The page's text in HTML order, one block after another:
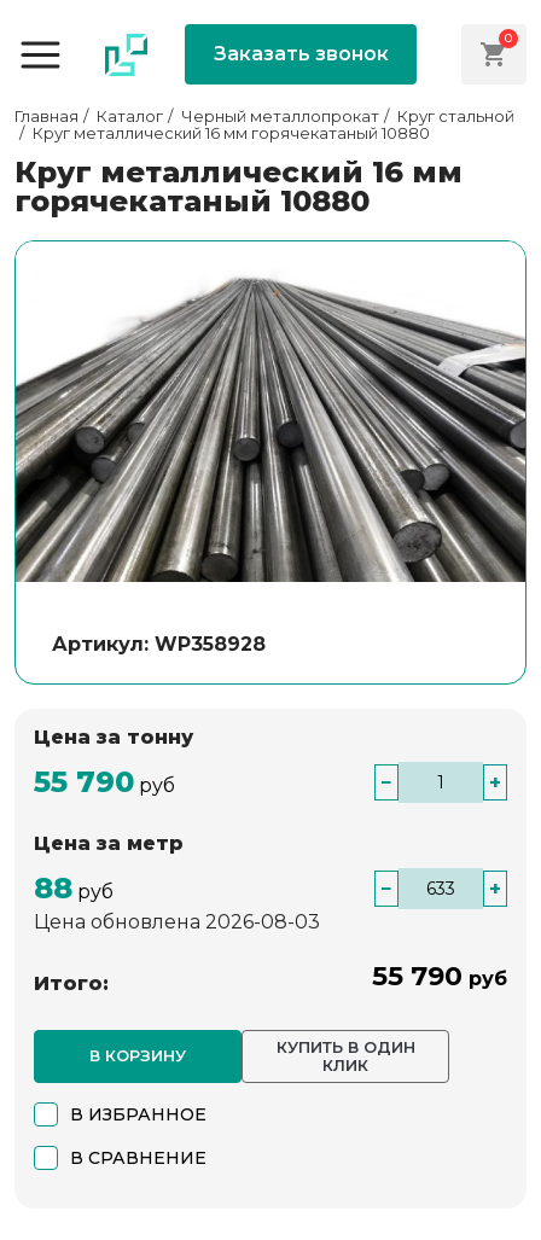
Заказать звонок
0
Главная Каталог Черный металлопрокат
Круг стальной
Круг металлический 16 мм горячекатаный 10880
Круг металлический 16 мм
горячекатаный 10880
Артикул: WP358928
Цена за тонну
55 790 руб − +
Цена за метр
88 руб −
+
Цена обновлена 2026-08-03
Итого: 55 790 руб
В КОРЗИНУ
КУПИТЬ В ОДИН
КЛИК
В ИЗБРАННОЕ
В СРАВНЕНИЕ